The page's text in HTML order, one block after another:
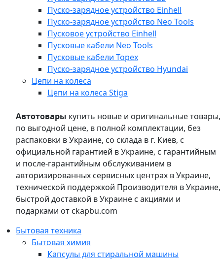
Пуско-зарядное устройство Einhell
Пуско-зарядное устройство Neo Tools
Пусковое устройство Einhell
Пусковые кабели Neo Tools
Пусковые кабели Topex
Пуско-зарядное устройство Hyundai
Цепи на колеса
Цепи на колеса Stiga
Автотовары купить новые и оригинальные товары,
по выгодной цене, в полной комплектации, без
распаковки в Украине, со склада в г. Киев, с
официальной гарантией в Украине, с гарантийным
и после-гарантийным обслуживанием в
авторизированных сервисных центрах в Украине,
технической поддержкой Производителя в Украине,
быстрой доставкой в Украине с акциями и
подарками от ckapbu.com
Бытовая техника
Бытовая химия
Капсулы для стиральной машины